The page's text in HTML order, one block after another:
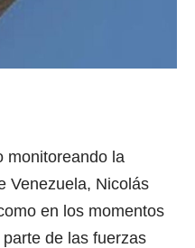
monitoreando la
Venezuela, Nicolás
en los momentos
de las fuerzas